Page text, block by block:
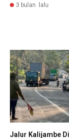
3 bulan lalu
Jalur Kalijambe